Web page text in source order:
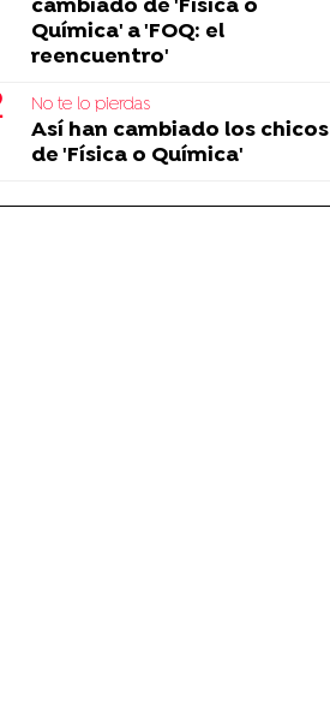
cambiado de 'Física o
Química' a 'FOQ: el
reencuentro'
No te lo pierdas
Así han cambiado los chicos
de 'Física o Química'